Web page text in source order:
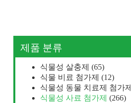
제품 분류
식물성 살충제 (65)
식물 비료 첨가제 (12)
식물성 동물 치료제 첨가제
식물성 사료 첨가제 (266)